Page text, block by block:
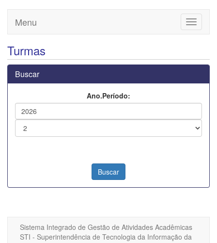
Toggle
Menu
Turmas
Buscar
Ano.Período:
Sistema Integrado de Gestão de Atividades Acadêmicas
STI - Superintendência de Tecnologia da Informação da